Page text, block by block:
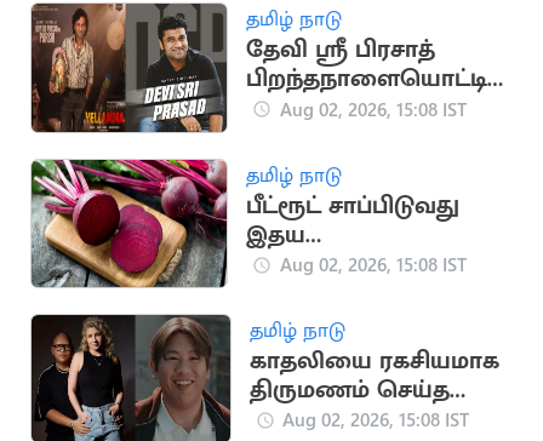
தமிழ் நாடு
தேவி ஸ்ரீ பிரசாத்
பிறந்தநாளையொட்டி
போஸ்டர் வெளியிட்ட
Aug 02, 2026, 15:08 IST
தமிழ் நாடு
பீட்ரூட் சாப்பிடுவது
இதய
ஆரோக்கியத்திற்கு
நல்லதா? நிபுணர்கள்
விளக்கம்
Aug 02, 2026, 15:08 IST
தமிழ் நாடு
காதலியை ரகசியமாக
திருமணம் செய்த
'ஸ்பைடர் மேன்' நடிகர்
Aug 02, 2026, 15:08 IST